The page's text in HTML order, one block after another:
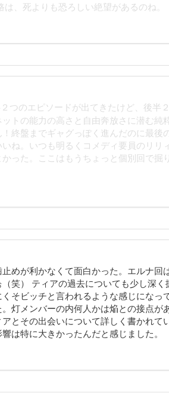
、死よりも恐ろしい絶望があるのね。
つのエピソードが出てきたけど、後半
トの能力の高さと自由奔放さに潜む純
終盤までギャグっぽく進んだのに最後
ね。いつも明るくコメディ要員のリリ
った。ここはもうちょっと個別回で掘
めが利かなくて面白かった。エルナ回
笑） ティアの過去についても少し深く
そビッチと言われるような感じになっ
灯メンバーの内何人かは焔との接点が
とその出会いについて詳しく書かれて
は特に大きかったんだと感じました。